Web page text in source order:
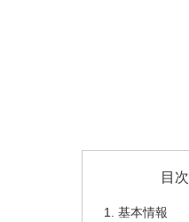
目次
基本情報